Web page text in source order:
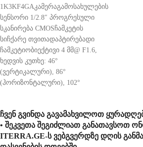
1K3KF4GAკამერაგამოსახულების
სენსორი 1/2.8″ პროგრესული
სკანირება CMOSჩამკეტის
სიჩქარე თვითადაპტირებადი
ჩამკეტიობიექტივი 4 მმ@ F1.6,
ხედვის კუთხე: 46°
(ვერტიკალური), 86°
(ჰორიზონტალური), 102°
ჩვენ გვინდა გავამახვილოთ
• შეკვეთა შეგიძლიათ განათავსოთ
ITERRA.GE-ს ვებგვერდზე დღის